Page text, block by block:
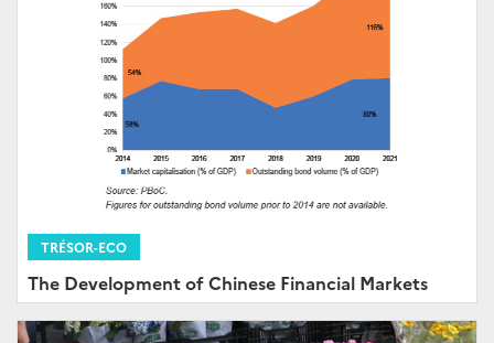
TRÉSOR-ECO
The Development of Chinese Financial Markets